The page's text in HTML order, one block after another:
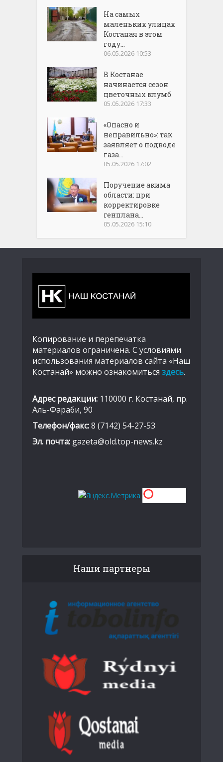
На самых
маленьких улицах
Костаная в этом
году...
06.05.2026 10:53
В Костанае
начинается сезон
цветочных клумб
05.05.2026 17:33
«Опасно и
неправильно»: так
заявляет о подводе
газа...
05.05.2026 17:02
Поручение акима
области: при
корректировке
генплана...
05.05.2026 15:10
Копирование и перепечатка
материалов ограничена. С условиями
использования материалов сайта «Наш
Костанай» можно ознакомиться здесь.
Адрес редакции: 110000 г. Костанай, пр.
Аль-Фараби, 90
Телефон/факс:8 (7142) 54-27-53
Эл. почта: gazeta@old.top-news.kz
Наши партнеры